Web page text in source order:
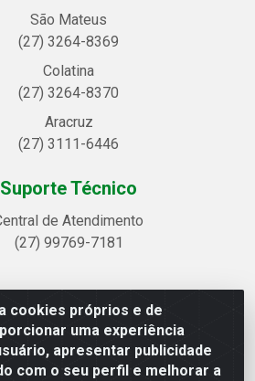
cookies próprios e de
uma experiência
apresentar publicidade
com o seu perfil e melhorar a
São Mateus
(27) 3264-8369
Colatina
(27) 3264-8370
Aracruz
(27) 3111-6446
Suporte Técnico
de Atendimento
(27) 99769-7181
LTDA - Avenida Alegre, 2521 -
e 07 - Shell, Linhares/ES - CEP
- CNPJ 20.857.514/0001-75